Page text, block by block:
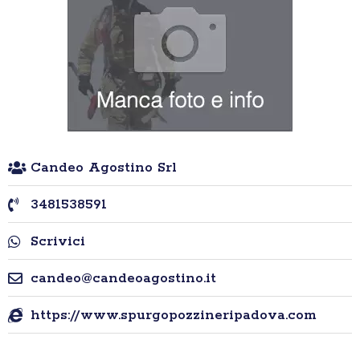
Candeo Agostino Srl
3481538591
Scrivici
candeo@candeoagostino.it
https://www.spurgopozzineripadova.com